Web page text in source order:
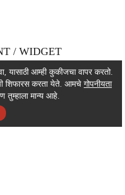
/ WIDGET
/ WIDGET
/ WIDGET
यासाठी आम्ही कुकीजचा वापर करतो.
शिफारस करता येते. आमचे गोपनीयता
तुम्हाला मान्य आहे.